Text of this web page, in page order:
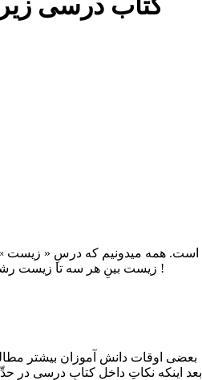
است. همه میدونیم که درسِ «
زیست بینِ هر سه تا زیست رشته‌ی تجربی هستش ؛ البته که همین درس نقطه ضعفِ اکثر دانش آموزان هم هست !
– بعضی اوقات دانش آموزان بیشتر
بعد اینکه نکاتِ داخلِ کتابِ درسی